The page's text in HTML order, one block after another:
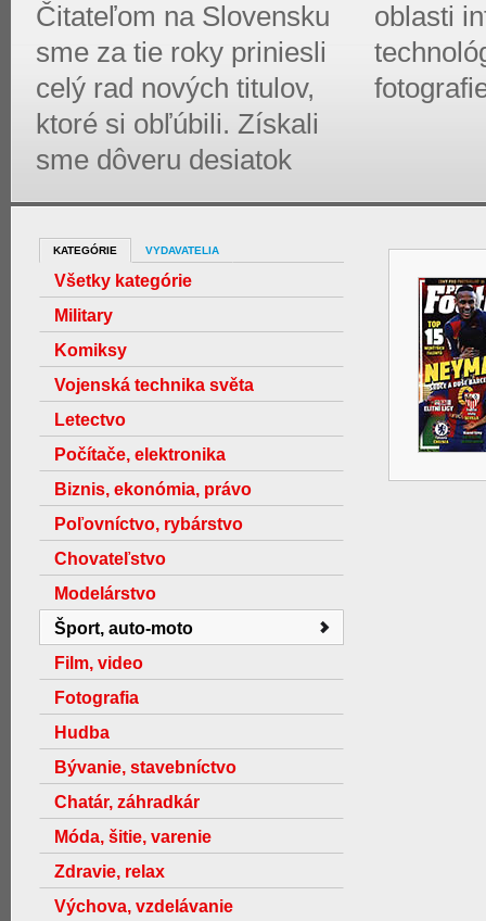
Čitateľom na Slovensku
sme za tie roky priniesli
celý rad nových titulov,
ktoré si obľúbili. Získali
sme dôveru desiatok
oblasti
KATEGÓRIE VYDAVATELIA
Všetky kategórie
Military
Komiksy
Vojenská technika světa
Letectvo
Počítače, elektronika
Biznis, ekonómia, právo
Poľovníctvo, rybárstvo
Chovateľstvo
Modelárstvo
Šport, auto-moto
Film, video
Fotografia
Hudba
Bývanie, stavebníctvo
Chatár, záhradkár
Móda, šitie, varenie
Zdravie, relax
Výchova, vzdelávanie